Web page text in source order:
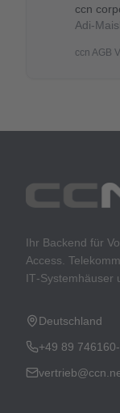
ccn
Adi-
ccn AGB
Ihr Backend für
Access.
IT‑Systemhäuser
Deutschland
+49 89